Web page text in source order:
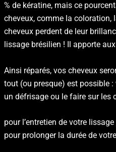
% de kératine, mais ce
cheveux, comme la coloration,
cheveux perdent de leur
lissage brésilien ! Il apporte
Ainsi réparés, vos cheveux
tout (ou presque) est possible
un défrisage ou le faire sur les
pour l’entretien de votre
pour prolonger la durée de